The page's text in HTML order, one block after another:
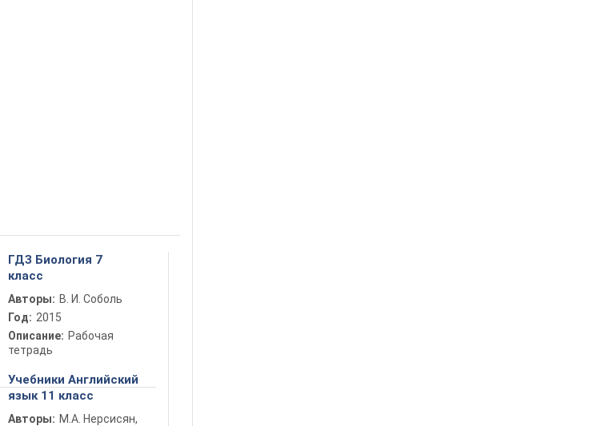
ГДЗ Биология 7
класс
Авторы: В. И. Соболь
Год: 2015
Описание: Рабочая
тетрадь
Учебники Английский
язык 11 класс
Авторы: М.А. Нерсисян,